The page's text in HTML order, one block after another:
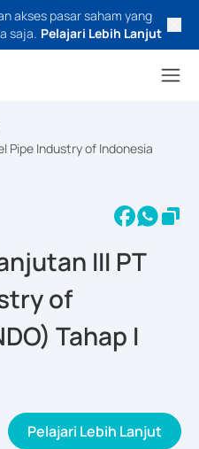
akses pasar saham yang
saja. Pelajari Lebih Lanjut
Pipe Industry of Indonesia
III PT
of
Tahap I
Pelajari Lebih Lanjut